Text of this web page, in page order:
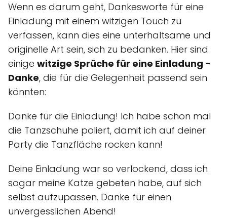
Wenn es darum geht, Dankesworte für eine
Einladung mit einem witzigen Touch zu
verfassen, kann dies eine unterhaltsame und
originelle Art sein, sich zu bedanken. Hier sind
einige witzige Sprüche für eine Einladung -
Danke, die für die Gelegenheit passend sein
könnten:
Danke für die Einladung! Ich habe schon mal
die Tanzschuhe poliert, damit ich auf deiner
Party die Tanzfläche rocken kann!
Deine Einladung war so verlockend, dass ich
sogar meine Katze gebeten habe, auf sich
selbst aufzupassen. Danke für einen
unvergesslichen Abend!